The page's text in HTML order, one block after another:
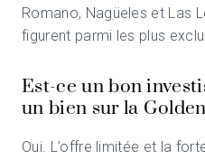
Romano, Nagüeles et Las
figurent parmi les plus
Est-ce un bon
un bien sur la
Oui. L’offre limitée et la